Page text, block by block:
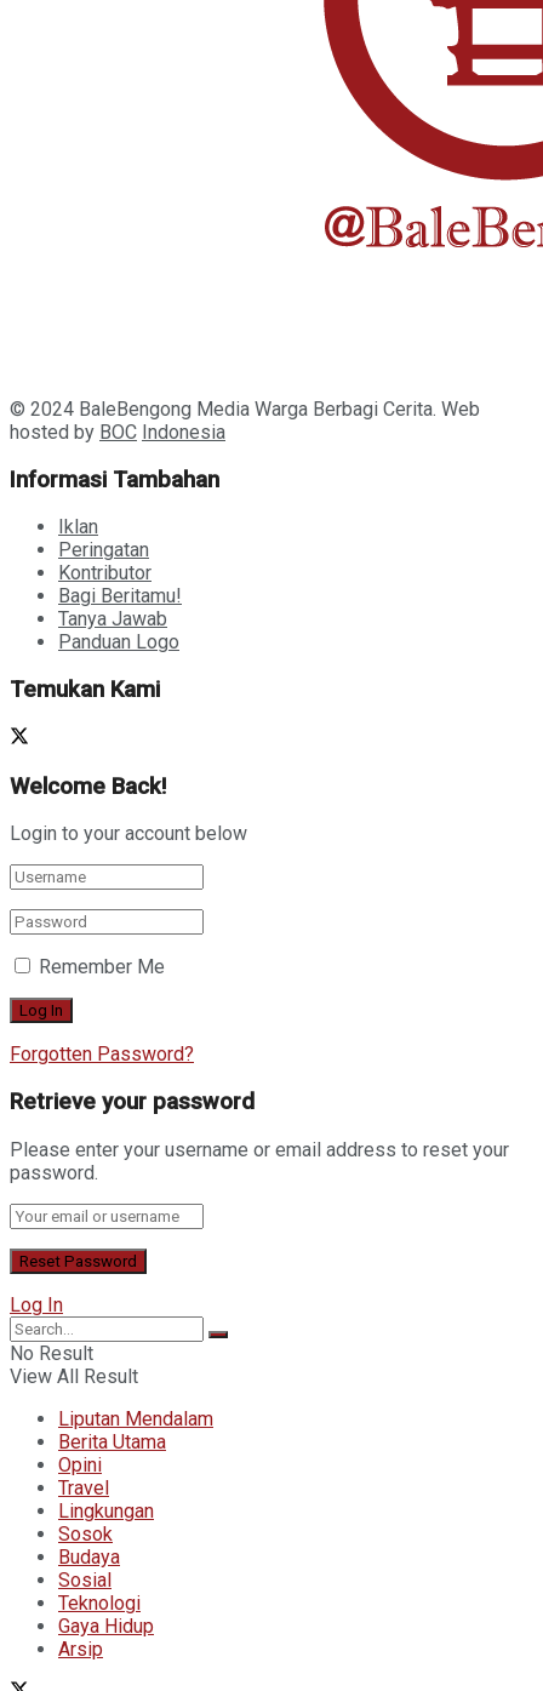
© 2024 BaleBengong Media Warga Berbagi Cerita. Web
hosted by BOC Indonesia
Informasi Tambahan
Iklan
Peringatan
Kontributor
Bagi Beritamu!
Tanya Jawab
Panduan Logo
Temukan Kami
Welcome Back!
Login to your account below
Remember Me
Forgotten Password?
Retrieve your password
Please enter your username or email address to reset your
password.
Log In
No Result
View All Result
Liputan Mendalam
Berita Utama
Opini
Travel
Lingkungan
Sosok
Budaya
Sosial
Teknologi
Gaya Hidup
Arsip